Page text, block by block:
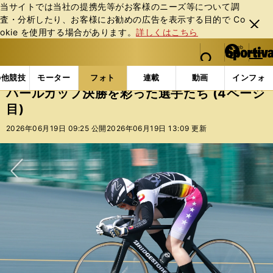
当サイトでは当社の提携先等がお客様のニーズ等について調
査・分析したり、お客様にお勧めの広告を表⽰する⽬的で Co
okie を使⽤する場合があります。詳しくはこちら
閉じ
る
web Sportiva (webスポルティーバ)
検索
マイペ
ー
ジ
メニュ
競技 モーター フォト 連載 動画 インフォ
b
ス
ポ
ル
ー
バ
フォトギャラリー コラムフォト パールカップ決勝
パールカップ決勝を彩った選手たち (4ページ
目)
2026年06月19日 09:25 公開 2026年06月19日 13:09 更新